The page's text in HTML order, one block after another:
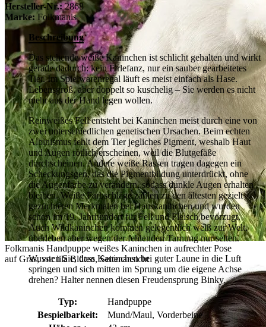
Folkmanis Handpuppe weißes Kaninchen in aufrechter Pose
auf Gras, vor lila Blüten, Seitenansicht
Hersteller-Nr.: 2868
Marke: Folkmanis
Beschreibung
Das stehende weiße Kaninchen ist schlicht gehalten und wirkt
gerade dadurch: kein Firlefanz, nur ein sauber gearbeitetes
Tier. Im Spielwarenregal läuft es meist einfach als Hase.
Lebensgroß, aber doppelt so kuschelig – Sie werden es nicht
mehr aus der Hand legen wollen.
Reinweißes Fell entsteht bei Kaninchen meist durch eine von
zwei unterschiedlichen genetischen Ursachen. Beim echten
Albinismus fehlt dem Tier jegliches Pigment, weshalb Haut
und Augen rötlich erscheinen, weil die Blutgefäße
durchscheinen. Andere weiße Rassen tragen dagegen ein
Scheckungsgen, das die Pigmentbildung unterdrückt, ohne
die Augenfarbe zu verändern, sodass dunkle Augen erhalten
bleiben. Weiße Farbschläge zählen zu den ältesten gezielt
gezüchteten Merkmalen bei Hauskaninchen und wurden
schon im 19. Jahrhundert für Fell und Fleisch bevorzugt.
Auch Wildkaninchen kommen gelegentlich weiß zur Welt,
überleben aber wegen der fehlenden Tarnung nur selten.
Wussten Sie, dass Kaninchen bei guter Laune in die Luft
springen und sich mitten im Sprung um die eigene Achse
drehen? Halter nennen diesen Freudensprung Binky.
Typ:
Handpuppe
Bespielbarkeit:
Mund/Maul, Vorderbeine